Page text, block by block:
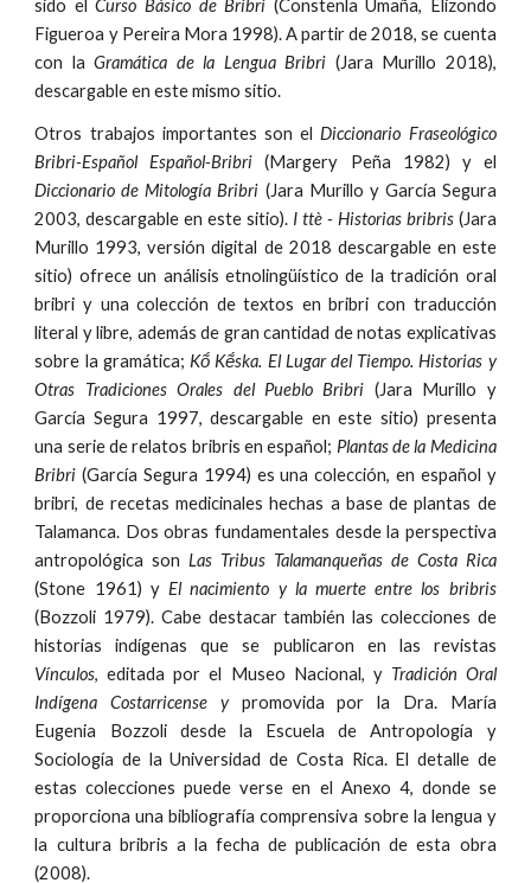
sido elCurso Básico de Bribri (Constenla Umaña, Elizondo
Figueroa y Pereira Mora 1998). A partir de 2018, se cuenta
con laGramática de la Lengua Bribri (Jara Murillo 2018),
descargable en este mismo sitio.
Otros trabajos importantes son elDiccionario Fraseológico
Bribri-Español Español-Bribri (Margery Peña 1982) y el
Diccionario de Mitología Bribri (Jara Murillo y García Segura
2003, descargable en este sitio). I ttè - Historias bribris(Jara
Murillo 1993, versión digital de 2018 descargable en este
sitio) ofrece un análisis etnolingüístico de la tradición oral
bribri y una colección de textos en bribri con traducción
literal y libre, además de gran cantidad de notas explicativas
sobre la gramática; Kṍ Kẽ́ska. El Lugar del Tiempo. Historias y
Otras Tradiciones Orales del Pueblo Bribri (Jara Murillo y
García Segura 1997, descargable en este sitio) presenta
una serie de relatos bribris en español; Plantas de la Medicina
Bribri (García Segura 1994) es una colección, en español y
bribri, de recetas medicinales hechas a base de plantas de
Talamanca. Dos obras fundamentales desde la perspectiva
antropológica sonLas Tribus Talamanqueñas de Costa Rica
(Stone 1961) yEl nacimiento y la muerte entre los bribris
(Bozzoli 1979). Cabe destacar también las colecciones de
historias indígenas que se publicaron en las revistas
Vínculos, editada por el Museo Nacional, y Tradición Oral
Indígena Costarricense ypromovida por la Dra. María
Eugenia Bozzoli desde la Escuela de Antropología y
Sociología de la Universidad de Costa Rica. El detalle de
estas colecciones puede verse en el Anexo 4, donde se
proporciona una bibliografía comprensiva sobre la lengua y
la cultura bribris a la fecha de publicación de esta obra
(2008).